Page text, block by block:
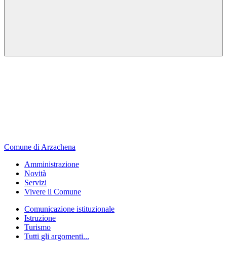
Comune di Arzachena
Amministrazione
Novità
Servizi
Vivere il Comune
Comunicazione istituzionale
Istruzione
Turismo
Tutti gli argomenti...